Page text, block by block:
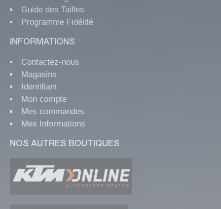
Guide des Tailles
Programme Fidélité
INFORMATIONS
Contactez-nous
Magasins
Identifiant
Mon compte
Mes commandes
Mes Informations
NOS AUTRES BOUTIQUES